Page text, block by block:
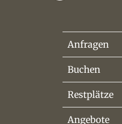
Anfragen
Buchen
Restplätze
Angebote